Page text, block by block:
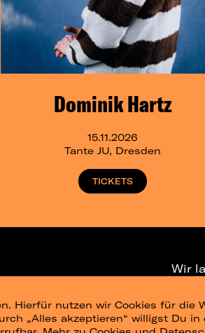
Dominik Hartz
15.11.2026
Tante JU, Dresden
TICKETS
Hierfür nutzen wir Cookies für die
„Alles akzeptieren“ willigst Du
Wir